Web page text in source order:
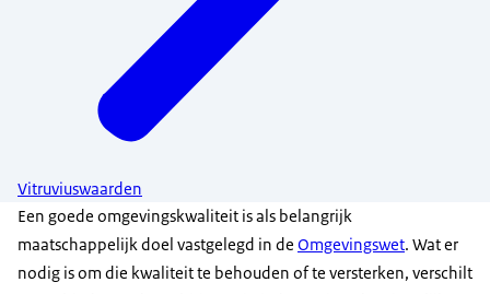
Vitruviuswaarden
Een goede omgevingskwaliteit is als belangrijk
maatschappelijk doel vastgelegd in de Omgevingswet. Wat er
nodig is om die kwaliteit te behouden of te versterken, verschilt